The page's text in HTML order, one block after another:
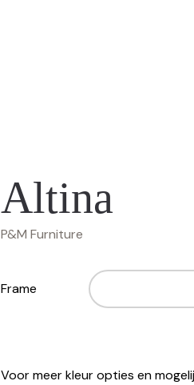
Altina
P&M Furniture
Frame
Voor meer kleur opties en